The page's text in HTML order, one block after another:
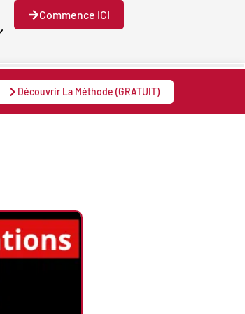
Commence ICI
Découvrir La Méthode (GRATUIT)